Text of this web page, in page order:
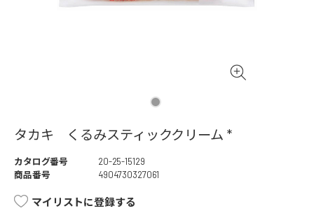
タカキ くるみスティッククリーム *
カタログ番号
20-25-15129
商品番号
4904730327061
マイリストに登録する